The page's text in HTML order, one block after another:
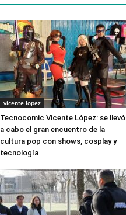
vicente lopez
Tecnocomic Vicente López: se llevó
a cabo el gran encuentro de la
cultura pop con shows, cosplay y
tecnología